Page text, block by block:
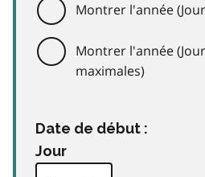
Montrer l'année
Montrer l'année
maximales)
Date de début :
Jour